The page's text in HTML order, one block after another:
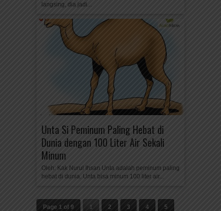
langsing, dia jadi...
Unta Si Peminum Paling Hebat di
Dunia dengan 100 Liter Air Sekali
Minum
Oleh: Kak Nurul Ihsan Unta adalah peminum paling
hebat di dunia. Unta bisa minum 100 liter air...
Page 1 of 9 1 2 3 4 5